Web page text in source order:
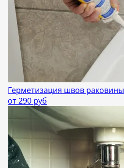
Герметизация швов раковины
от 290 руб